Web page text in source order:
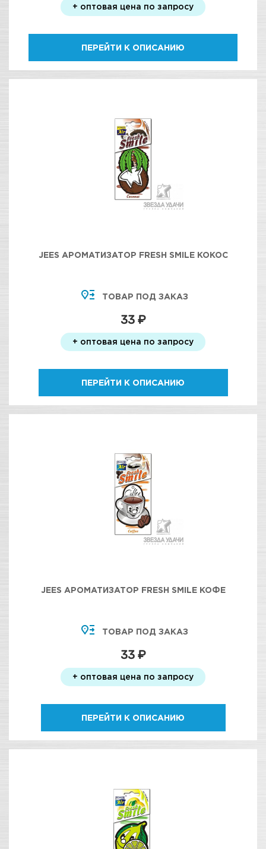
+ оптовая цена по запросу
ПЕРЕЙТИ К ОПИСАНИЮ
JEES АРОМАТИЗАТОР FRESH SMILE КОКОС
ТОВАР ПОД ЗАКАЗ
33 ₽
+ оптовая цена по запросу
ПЕРЕЙТИ К ОПИСАНИЮ
JEES АРОМАТИЗАТОР FRESH SMILE КОФЕ
ТОВАР ПОД ЗАКАЗ
33 ₽
+ оптовая цена по запросу
ПЕРЕЙТИ К ОПИСАНИЮ